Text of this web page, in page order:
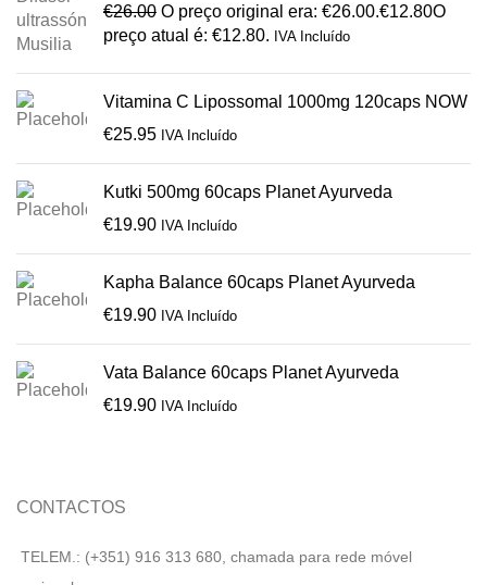
€26.00 O preço original era: €26.00.€12.80O
preço atual é: €12.80. IVA Incluído
Vitamina C Lipossomal 1000mg 120caps NOW
€25.95 IVA Incluído
Kutki 500mg 60caps Planet Ayurveda
€19.90 IVA Incluído
Kapha Balance 60caps Planet Ayurveda
€19.90 IVA Incluído
Vata Balance 60caps Planet Ayurveda
€19.90 IVA Incluído
CONTACTOS
TELEM.: (+351) 916 313 680, chamada para rede móvel